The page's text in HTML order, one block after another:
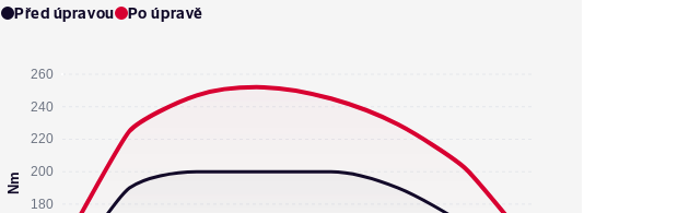
Před úpravou Po úpravě
260
240
220
200
180
Nm